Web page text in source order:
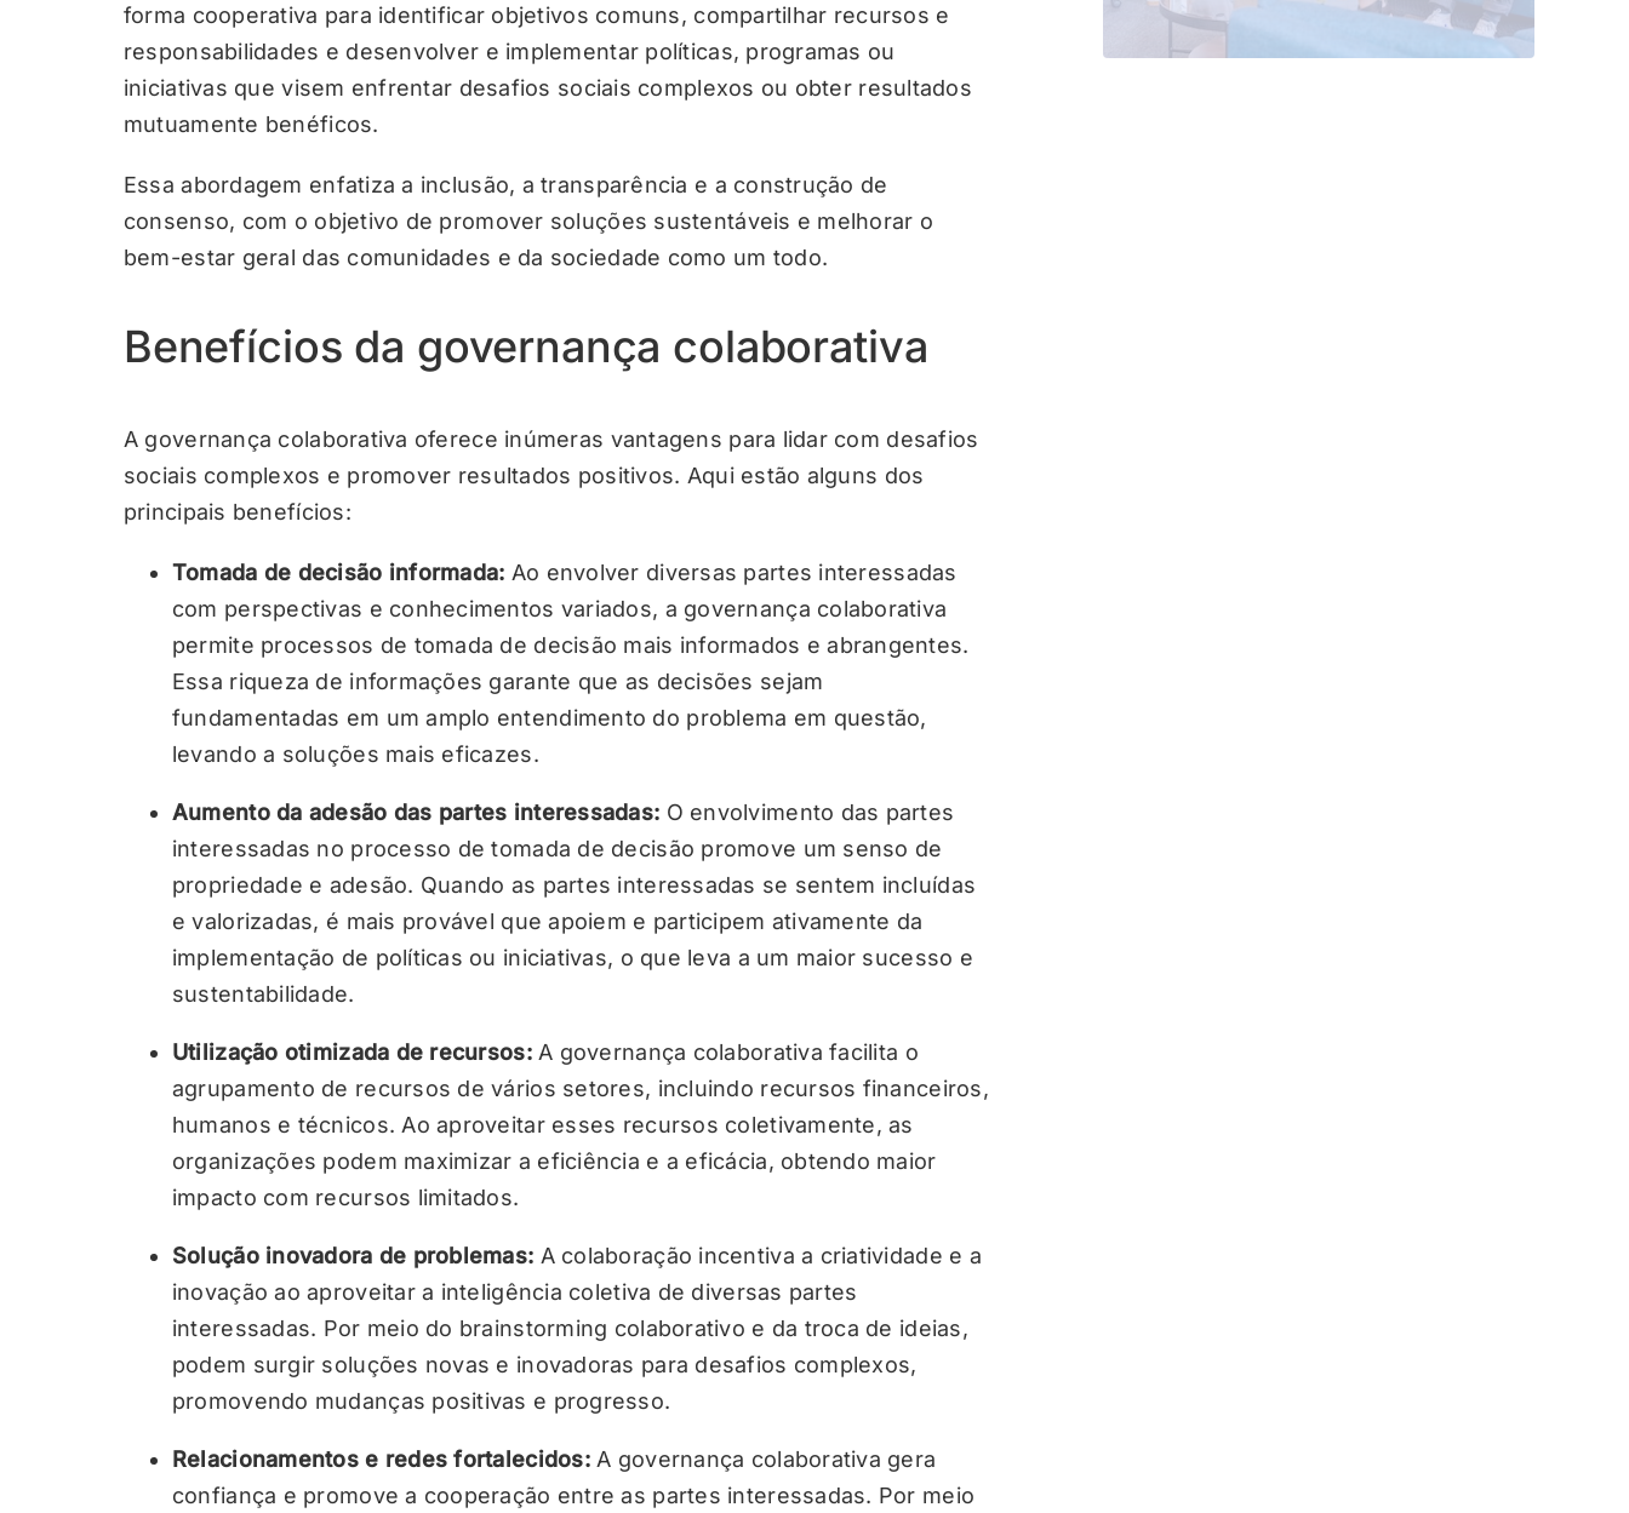
forma cooperativa para identificar objetivos comuns, compartilhar recursos e
responsabilidades e desenvolver e implementar políticas, programas ou
iniciativas que visem enfrentar desafios sociais complexos ou obter resultados
mutuamente benéficos.
Essa abordagem enfatiza a inclusão, a transparência e a construção de
consenso, com o objetivo de promover soluções sustentáveis e melhorar o
bem-estar geral das comunidades e da sociedade como um todo.
Benefícios da governança colaborativa
A governança colaborativa oferece inúmeras vantagens para lidar com desafios
sociais complexos e promover resultados positivos. Aqui estão alguns dos
principais benefícios:
Tomada de decisão informada: Ao envolver diversas partes interessadas
com perspectivas e conhecimentos variados, a governança colaborativa
permite processos de tomada de decisão mais informados e abrangentes.
Essa riqueza de informações garante que as decisões sejam
fundamentadas em um amplo entendimento do problema em questão,
levando a soluções mais eficazes.
Aumento da adesão das partes interessadas: O envolvimento das partes
interessadas no processo de tomada de decisão promove um senso de
propriedade e adesão. Quando as partes interessadas se sentem incluídas
e valorizadas, é mais provável que apoiem e participem ativamente da
implementação de políticas ou iniciativas, o que leva a um maior sucesso e
sustentabilidade.
Utilização otimizada de recursos:A governança colaborativa facilita o
agrupamento de recursos de vários setores, incluindo recursos financeiros,
humanos e técnicos. Ao aproveitar esses recursos coletivamente, as
organizações podem maximizar a eficiência e a eficácia, obtendo maior
impacto com recursos limitados.
Solução inovadora de problemas: A colaboração incentiva a criatividade e a
inovação ao aproveitar a inteligência coletiva de diversas partes
interessadas. Por meio do brainstorming colaborativo e da troca de ideias,
podem surgir soluções novas e inovadoras para desafios complexos,
promovendo mudanças positivas e progresso.
Relacionamentos e redes fortalecidos:A governança colaborativa gera
confiança e promove a cooperação entre as partes interessadas. Por meio